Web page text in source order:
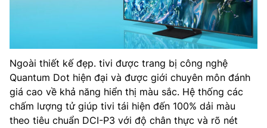
Ngoài thiết kế đẹp. tivi được trang bị công nghệ
Quantum Dot hiện đại và được giới chuyên môn đánh
giá cao về khả năng hiển thị màu sắc. Hệ thống các
chấm lượng tử giúp tivi tái hiện đến 100% dải màu
theo tiêu chuẩn DCI-P3 với độ chân thực và rõ nét